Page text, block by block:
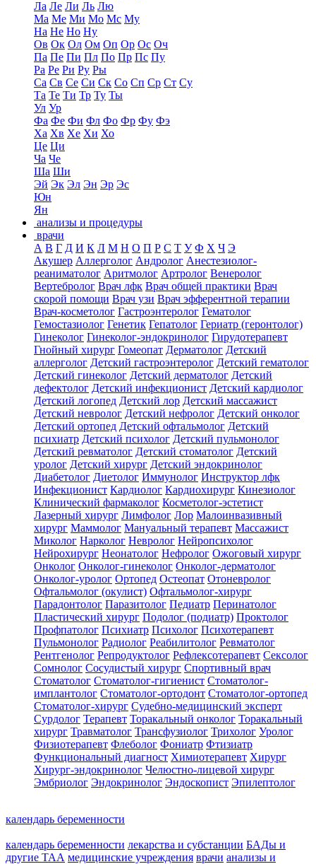
Ла Ле Ли Ль Лю
Ма Ме Ми Мо Мс Му
На Не Но Ну
Ов Ок Ол Ом Оп Ор Ос Оч
Па Пе Пи Пл По Пр Пс Пу
Ра Ре Ри Ру Ры
Са Св Се Си Ск Со Сп Ср Ст Су
Та Те Ти Тр Ту Ты
Ул Ур
Фа Фе Фи Фл Фо Фр Фу Фэ
Ха Хв Хе Хи Хо
Це Ци
Ча Че
Ша Ши
Эй Эк Эл Эн Эр Эс
Юн
Ян
анализы и процедуры
врачи
А В Г Д И К Л М Н О П Р С Т У Ф Х Ч Э
Акушер Аллерголог Андролог Анестезиолог-
реаниматолог Аритмолог Артролог Венеролог
Вертебролог Врач лфк Врач общей практики Врач
скорой помощи Врач узи Врач эфферентной терапии
Врач-косметолог Гастроэнтеролог Гематолог
Гемостазиолог Генетик Гепатолог Гериатр (геронтолог)
Гинеколог Гинеколог-эндокринолог Гирудотерапевт
Гнойный хирург Гомеопат Дерматолог Детский
аллерголог Детский гастроэнтеролог Детский гематолог
Детский гинеколог Детский дерматолог Детский
дефектолог Детский инфекционист Детский кардиолог
Детский логопед Детский лор Детский массажист
Детский невролог Детский нефролог Детский онколог
Детский ортопед Детский офтальмолог Детский
психиатр Детский психолог Детский пульмонолог
Детский ревматолог Детский стоматолог Детский
уролог Детский хирург Детский эндокринолог
Диабетолог Диетолог Иммунолог Инструктор лфк
Инфекционист Кардиолог Кардиохирург Кинезиолог
Клинический фармаколог Косметолог-эстетист
Лазерный хирург Лимфолог Лор Малоинвазивный
хирург Маммолог Мануальный терапевт Массажист
Миколог Нарколог Невролог Нейропсихолог
Нейрохирург Неонатолог Нефролог Ожоговый хирург
Онколог Онколог-гинеколог Онколог-дерматолог
Онколог-уролог Ортопед Остеопат Отоневролог
Офтальмолог (окулист) Офтальмолог-хирург
Парадонтолог Паразитолог Педиатр Перинатолог
Пластический хирург Подолог (подиатр) Проктолог
Профпатолог Психиатр Психолог Психотерапевт
Пульмонолог Радиолог Реабилитолог Ревматолог
Рентгенолог Репродуктолог Рефлексотерапевт Сексолог
Сомнолог Сосудистый хирург Спортивный врач
Стоматолог Стоматолог-гигиенист Стоматолог-
имплантолог Стоматолог-ортодонт Стоматолог-ортопед
Стоматолог-хирург Судебно-медицинский эксперт
Сурдолог Терапевт Торакальный онколог Торакальный
хирург Травматолог Трансфузиолог Трихолог Уролог
Физиотерапевт Флеболог Фониатр Фтизиатр
Функциональный диагност Химиотерапевт Хирург
Хирург-эндокринолог Челюстно-лицевой хирург
Эмбриолог Эндокринолог Эндоскопист Эпилептолог
календарь беременности
календарь беременности лекарства и субстанции БАДы и
другие ТАА медицинские учреждения врачи анализы и